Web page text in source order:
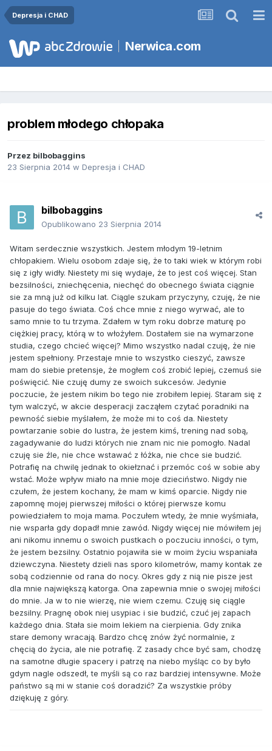
Depresja i CHAD
Nerwica.com
problem młodego chłopaka
Przez bilbobaggins
23 Sierpnia 2014 w Depresja i CHAD
bilbobaggins
Opublikowano 23 Sierpnia 2014
Witam serdecznie wszystkich. Jestem młodym 19-letnim
chłopakiem. Wielu osobom zdaje się, że to taki wiek w którym robi
się z igły widły. Niestety mi się wydaje, że to jest coś więcej. Stan
bezsilności, zniechęcenia, niechęć do obecnego świata ciągnie
sie za mną już od kilku lat. Ciągle szukam przyczyny, czuję, że nie
pasuje do tego świata. Coś chce mnie z niego wyrwać, ale to
samo mnie to tu trzyma. Zdałem w tym roku dobrze maturę po
ciężkiej pracy, którą w to włożyłem. Dostałem sie na wymarzone
studia, czego chcieć więcej? Mimo wszystko nadal czuję, że nie
jestem spełniony. Przestaje mnie to wszystko cieszyć, zawsze
mam do siebie pretensje, że mogłem coś zrobić lepiej, czemuś sie
poświęcić. Nie czuję dumy ze swoich sukcesów. Jedynie
poczucie, że jestem nikim bo tego nie zrobiłem lepiej. Staram się z
tym walczyć, w akcie desperacji zacząłem czytać poradniki na
pewność siebie myślałem, że może mi to coś da. Niestety
powtarzanie sobie do lustra, że jestem kimś, trening nad sobą,
zagadywanie do ludzi których nie znam nic nie pomogło. Nadal
czuję sie źle, nie chce wstawać z łóżka, nie chce sie budzić.
Potrafię na chwilę jednak to okiełznać i przemóc coś w sobie aby
wstać. Może wpływ miało na mnie moje dzieciństwo. Nigdy nie
czułem, że jestem kochany, że mam w kimś oparcie. Nigdy nie
zapomnę mojej pierwszej miłości o której pierwsze komu
powiedziałem to moja mama. Poczułem wtedy, że mnie wyśmiała,
nie wsparła gdy dopadł mnie zawód. Nigdy więcej nie mówiłem jej
ani nikomu innemu o swoich pustkach o poczuciu inności, o tym,
że jestem bezsilny. Ostatnio pojawiła sie w moim życiu wspaniała
dziewczyna. Niestety dzieli nas sporo kilometrów, mamy kontak ze
sobą codziennie od rana do nocy. Okres gdy z nią nie pisze jest
dla mnie największą katorga. Ona zapewnia mnie o swojej miłości
do mnie. Ja w to nie wierzę, nie wiem czemu. Czuję się ciągle
bezsilny. Pragnę obok niej usypiac i sie budzić, czuć jej zapach
każdego dnia. Stała sie moim lekiem na cierpienia. Gdy znika
stare demony wracają. Bardzo chcę znów żyć normalnie, z
chęcią do życia, ale nie potrafię. Z zasady chce być sam, chodzę
na samotne długie spacery i patrzę na niebo myśląc co by było
gdym nagle odszedł, te myśli są co raz bardziej intensywne. Może
państwo są mi w stanie coś doradzić? Za wszystkie próby
dziękuję z góry.